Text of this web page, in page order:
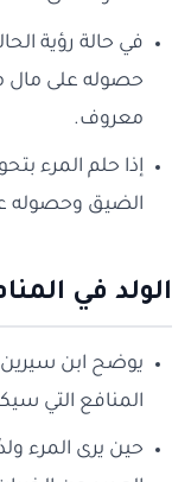
في حالة رؤية
حصوله على مال
معروف.
إذا حلم المرء
الضيق وحصوله
الولد في
يوضح ابن سيرين
المنافع التي
حين يرى المرء